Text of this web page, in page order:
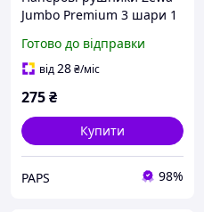
Jumbo Premium 3 шари 1
(7322541192017) m
Готово до відправки
від28₴/міс
275₴
Купити
PAPS 98%